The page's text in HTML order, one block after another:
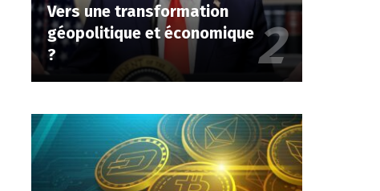
Vers une transformation
géopolitique et économique
?